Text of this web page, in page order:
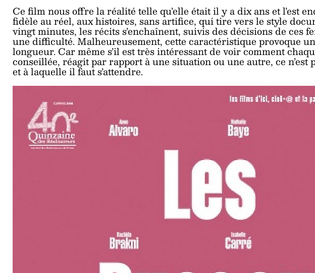
Ce film nous offre la réalité telle qu’elle était il y a dix ans et l’est
fidèle au réel, aux histoires, sans artifice, qui tire vers le style
vingt minutes, les récits s’enchaînent, suivis des décisions de ces
une difficulté. Malheureusement, cette caractéristique provoque
longueur. Car même s’il est très intéressant de voir comment
conseillée, réagit par rapport à une situation ou une autre, ce n’est
et à laquelle il faut s’attendre.